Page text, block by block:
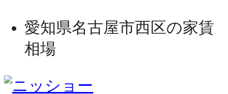
愛知県名古屋市西区の家賃
相場